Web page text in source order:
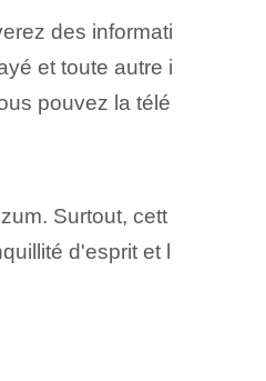
des informati
et toute autre i
pouvez la télé
Surtout, cett
d'esprit et l